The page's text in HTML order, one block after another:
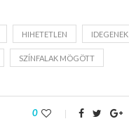
HIHETETLEN IDEGENEK
SZÍNFALAK MÖGÖTT
0